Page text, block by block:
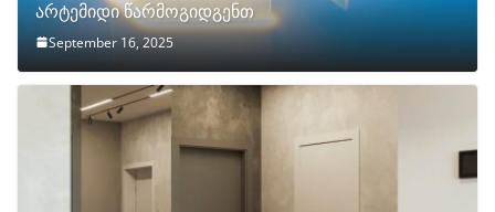
არტემიდი წარმოგიდგენთ
September 16, 2025